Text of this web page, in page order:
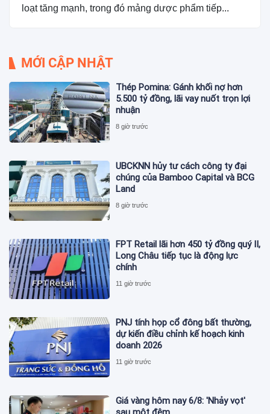
loạt tăng mạnh, trong đó mảng dược phẩm tiếp...
MỚI CẬP NHẬT
Thép Pomina: Gánh khối nợ hơn
5.500 tỷ đồng, lãi vay nuốt trọn lợi
nhuận
8 giờ trước
UBCKNN hủy tư cách công ty đại
chúng của Bamboo Capital và BCG
Land
8 giờ trước
FPT Retail lãi hơn 450 tỷ đồng quý II,
Long Châu tiếp tục là động lực
chính
11 giờ trước
PNJ tính họp cổ đông bất thường,
dự kiến điều chỉnh kế hoạch kinh
doanh 2026
11 giờ trước
Giá vàng hôm nay 6/8: 'Nhảy vọt'